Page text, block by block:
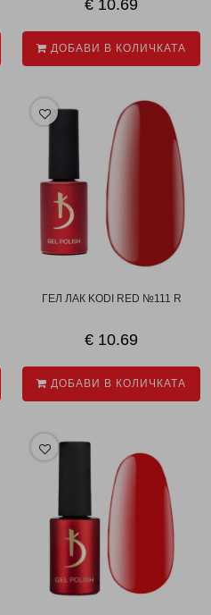
€ 10.69
ДОБАВИ В КОЛИЧКАТА
ГЕЛ ЛАК KODI RED №111 R
€ 10.69
ДОБАВИ В КОЛИЧКАТА